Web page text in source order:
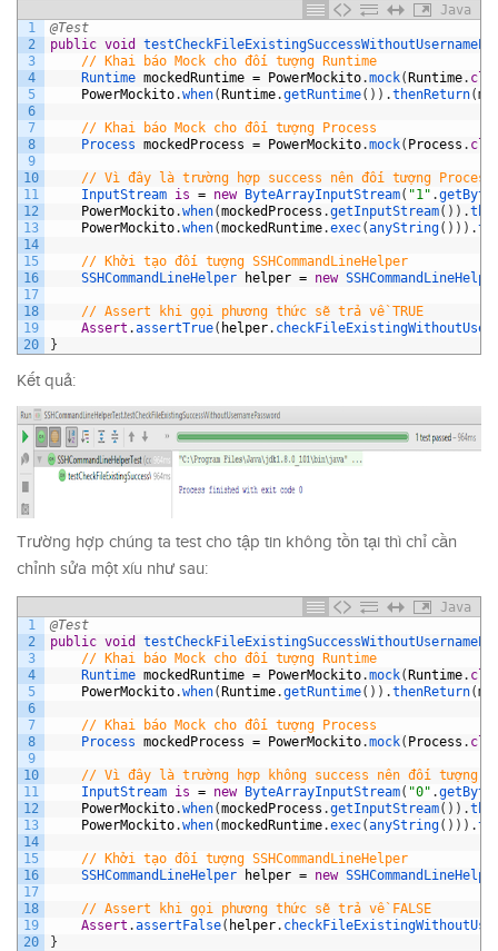
Java
1
2
3
4
5
6
7
8
9
10
11
12
13
14
15
16
17
18
19
20
@Test
public void
// Khai báo Mock cho đối tượng Runtime
Runtime mockedRuntime = PowerMockito.mock(Runtime.
PowerMockito.when(Runtime.getRuntime( ) ) .thenReturn(
// Khai báo Mock cho đối tượng Process
Process mockedProcess = PowerMockito.mock( Process .
// Vì đây là trường hợp success nên đối tượng
InputStream is = new ByteArrayInputStream( "1" .
PowerMockito.when(mockedProcess .getInputStream( ) ) .
PowerMockito.when(mockedRuntime.exec(anyString( ) ) ) .
// Khởi tạo đối tượng SSHCommandLineHelper
SSHCommandLineHelper
helper = new
// Assert khi gọi phương thức sẽ trả về TRUE
Assert .assertTrue( helper.
}
Kết quả:
Trường hợp chúng ta test cho tập tin không tồn tại thì chỉ cần
chỉnh sửa một xíu như sau:
Java
1
2
3
4
5
6
7
8
9
10
11
12
13
14
15
16
17
18
19
20
@Test
public void
// Khai báo Mock cho đối tượng Runtime
Runtime mockedRuntime = PowerMockito.mock(Runtime.
PowerMockito.when(Runtime.getRuntime( ) ) .thenReturn(
// Khai báo Mock cho đối tượng Process
Process mockedProcess = PowerMockito.mock( Process .
// Vì đây là trường hợp không success nên đối
InputStream is = new ByteArrayInputStream( "0" .
PowerMockito.when(mockedProcess .getInputStream( ) ) .
PowerMockito.when(mockedRuntime.exec(anyString( ) ) ) .
// Khởi tạo đối tượng SSHCommandLineHelper
SSHCommandLineHelper
helper = new
// Assert khi gọi phương thức sẽ trả về FALSE
Assert .assertFalse( helper.
}